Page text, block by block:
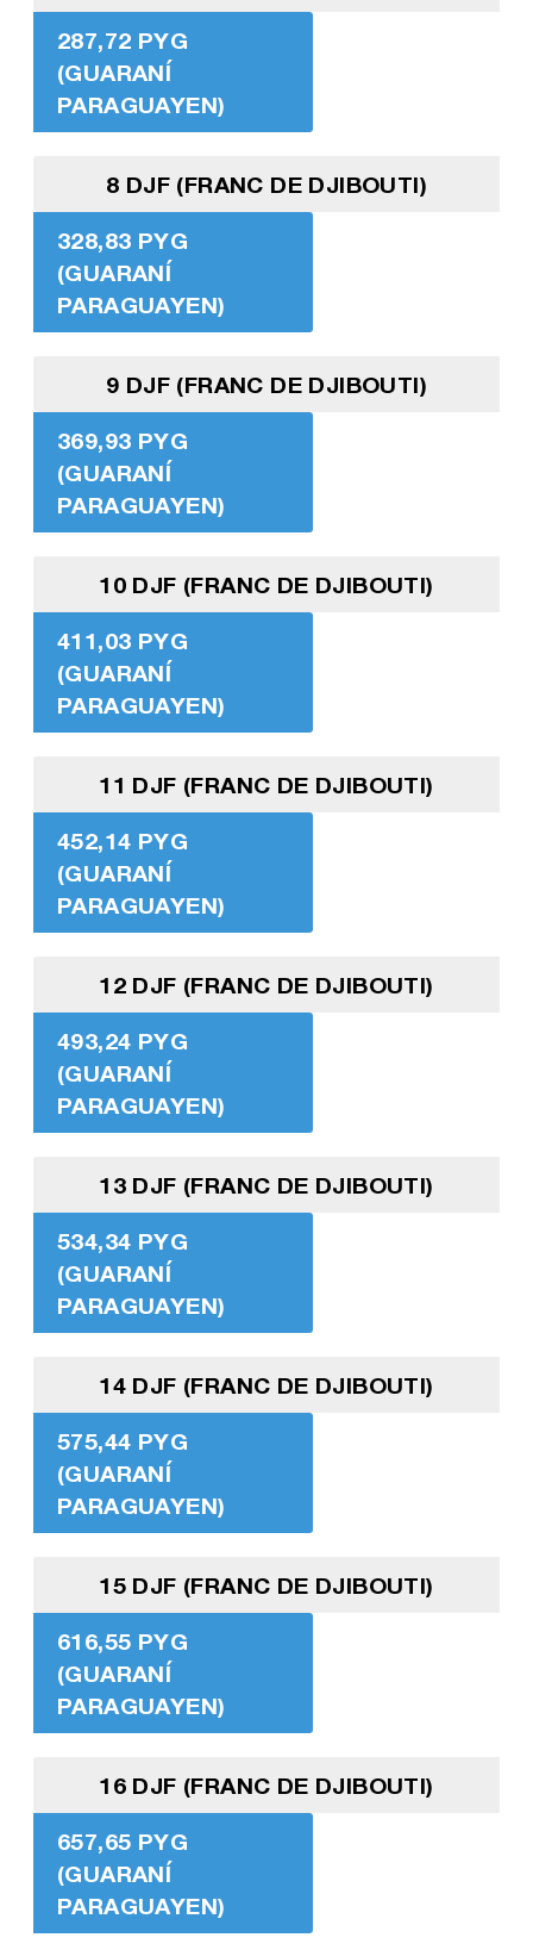
287,72 PYG
(GUARANÍ
PARAGUAYEN)
8 DJF (FRANC DE DJIBOUTI)
328,83 PYG
(GUARANÍ
PARAGUAYEN)
9 DJF (FRANC DE DJIBOUTI)
369,93 PYG
(GUARANÍ
PARAGUAYEN)
10 DJF (FRANC DE DJIBOUTI)
411,03 PYG
(GUARANÍ
PARAGUAYEN)
11 DJF (FRANC DE DJIBOUTI)
452,14 PYG
(GUARANÍ
PARAGUAYEN)
12 DJF (FRANC DE DJIBOUTI)
493,24 PYG
(GUARANÍ
PARAGUAYEN)
13 DJF (FRANC DE DJIBOUTI)
534,34 PYG
(GUARANÍ
PARAGUAYEN)
14 DJF (FRANC DE DJIBOUTI)
575,44 PYG
(GUARANÍ
PARAGUAYEN)
15 DJF (FRANC DE DJIBOUTI)
616,55 PYG
(GUARANÍ
PARAGUAYEN)
16 DJF (FRANC DE DJIBOUTI)
657,65 PYG
(GUARANÍ
PARAGUAYEN)